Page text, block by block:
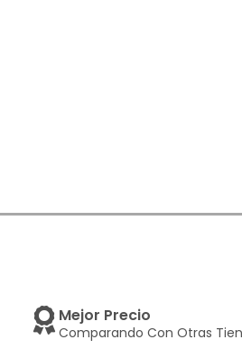
Mejor Precio
Comparando Con Otras